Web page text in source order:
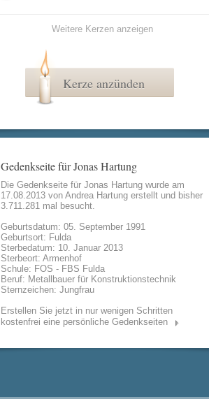
Weitere Kerzen anzeigen
Kerze anzünden
Gedenkseite für Jonas Hartung
Die Gedenkseite für Jonas Hartung wurde am
17.08.2013 von Andrea Hartung erstellt und bisher
3.711.281 mal besucht.
Geburtsdatum: 05. September 1991
Geburtsort: Fulda
Sterbedatum: 10. Januar 2013
Sterbeort: Armenhof
Schule: FOS - FBS Fulda
Beruf: Metallbauer für Konstruktionstechnik
Sternzeichen: Jungfrau
Erstellen Sie jetzt in nur wenigen Schritten
kostenfrei eine persönliche Gedenkseiten